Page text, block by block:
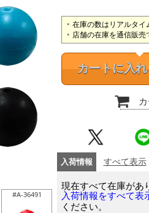
#A-36491
在庫の数はリアルタイ
店舗の在庫を通信販売
カートに入
入荷情報 すべて表示
現在すべて在庫があ
入荷情報をすべて表
ください。